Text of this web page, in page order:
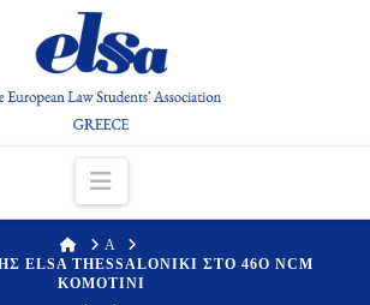
Navigation
HOME
Α
ELSA THESSALONIKI ΣΤΟ 46Ο NCM
KOMOTINI